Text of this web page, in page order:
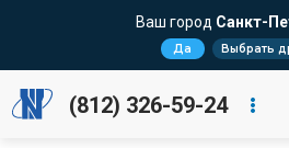
Ваш город Санкт-
Да Выбрать
(812) 326-59-24